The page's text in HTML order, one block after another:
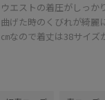
ウエストの着圧がしっか
曲げた時のくびれが綺麗
㎝なので着丈は38サイズ